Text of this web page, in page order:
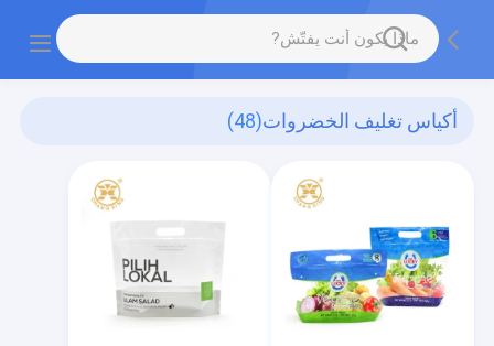
أكياس تغليف الخضروات(48)